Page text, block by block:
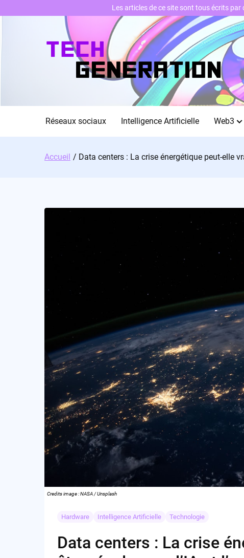
Réseaux sociaux Intelligence Artificielle Web3
Accueil Data centers : La crise énergétique peut-elle
Credits image : NASA / Unsplash
Hardware Intelligence Artificielle Technologie
Data centers : La crise
Les articles de ce site sont tous écrits